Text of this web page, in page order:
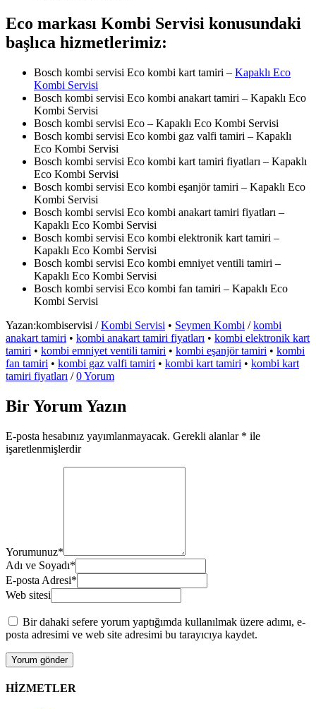
Eco markası Kombi Servisi konusundaki
başlıca hizmetlerimiz:
Bosch kombi servisi Eco kombi kart tamiri – Kapaklı Eco
Kombi Servisi
Bosch kombi servisi Eco kombi anakart tamiri – Kapaklı Eco
Kombi Servisi
Bosch kombi servisi Eco – Kapaklı Eco Kombi Servisi
Bosch kombi servisi Eco kombi gaz valfi tamiri – Kapaklı
Eco Kombi Servisi
Bosch kombi servisi Eco kombi kart tamiri fiyatları – Kapaklı
Eco Kombi Servisi
Bosch kombi servisi Eco kombi eşanjör tamiri – Kapaklı Eco
Kombi Servisi
Bosch kombi servisi Eco kombi anakart tamiri fiyatları –
Kapaklı Eco Kombi Servisi
Bosch kombi servisi Eco kombi elektronik kart tamiri –
Kapaklı Eco Kombi Servisi
Bosch kombi servisi Eco kombi emniyet ventili tamiri –
Kapaklı Eco Kombi Servisi
Bosch kombi servisi Eco kombi fan tamiri – Kapaklı Eco
Kombi Servisi
Yazan:kombiservisi / Kombi Servisi • Seymen Kombi / kombi
anakart tamiri • kombi anakart tamiri fiyatları • kombi elektronik kart
tamiri • kombi emniyet ventili tamiri • kombi eşanjör tamiri • kombi
fan tamiri • kombi gaz valfi tamiri • kombi kart tamiri • kombi kart
tamiri fiyatları / 0 Yorum
Bir Yorum Yazın
E-posta hesabınız yayımlanmayacak. Gerekli alanlar * ile
işaretlenmişlerdir
Yorumunuz*
Adı ve Soyadı*
E-posta Adresi*
Web sitesi
Bir dahaki sefere yorum yaptığımda kullanılmak üzere adımı, e-
posta adresimi ve web site adresimi bu tarayıcıya kaydet.
HİZMETLER